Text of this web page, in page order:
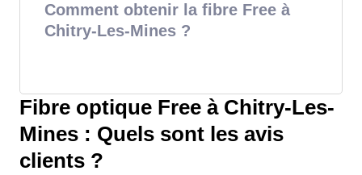
Comment obtenir la fibre Free à
Chitry-Les-Mines ?
Fibre optique Free à Chitry-Les-
Mines : Quels sont les avis
clients ?